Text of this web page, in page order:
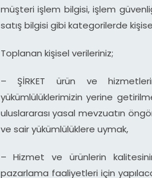
müşteri işlem bilgisi, işlem
satış bilgisi gibi kategorilerde
Toplanan kişisel verileriniz;
– ŞİRKET ürün ve
yükümlülüklerimizin yerine
uluslararası yasal mevzuatın
ve sair yükümlülüklere uymak,
– Hizmet ve ürünlerin
pazarlama faaliyetleri için